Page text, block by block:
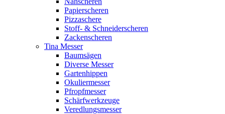
Papierscheren
Pizzaschere
Stoff- & Schneiderscheren
Zackenscheren
Tina Messer
Baumsägen
Diverse Messer
Gartenhippen
Okuliermesser
Pfropfmesser
Schärfwerkzeuge
Veredlungsmesser